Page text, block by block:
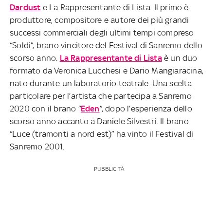
Dardust e La Rappresentante di Lista. Il primo è
produttore, compositore e autore dei più grandi
successi commerciali degli ultimi tempi compreso
“Soldi”, brano vincitore del Festival di Sanremo dello
scorso anno. La Rappresentante di Listaè un duo
formato da Veronica Lucchesi e Dario Mangiaracina,
nato durante un laboratorio teatrale. Una scelta
particolare per l’artista che partecipa a Sanremo
2020 con il brano “Eden”, dopo l’esperienza dello
scorso anno accanto a Daniele Silvestri. Il brano
“Luce (tramonti a nord est)” ha vinto il Festival di
Sanremo 2001.
PUBBLICITÀ